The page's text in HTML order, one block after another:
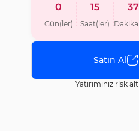
0
Gün(ler)
15
Saat(ler)
37
Satın Al
Yatırımınız risk